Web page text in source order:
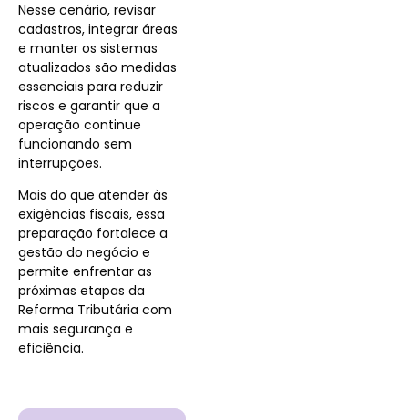
Nesse cenário, revisar
cadastros, integrar áreas
e manter os sistemas
atualizados são medidas
essenciais para reduzir
riscos e garantir que a
operação continue
funcionando sem
interrupções.
Mais do que atender às
exigências fiscais, essa
preparação fortalece a
gestão do negócio e
permite enfrentar as
próximas etapas da
Reforma Tributária com
mais segurança e
eficiência.